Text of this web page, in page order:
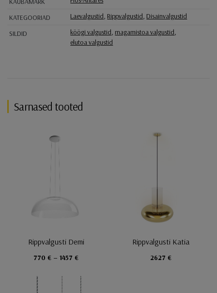
KATEGOORIAD
Laevalgustid, Rippvalgustid, Disainvalgustid
SILDID
köögi valgustid, magamistoa valgustid,
elutoa valgustid
Sarnased tooted
Rippvalgusti Demi
770 € – 1457 €
Rippvalgusti Katia
2627 €